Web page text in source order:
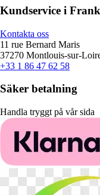
Kundservice i
Kontakta oss
11 rue Bernard Maris
37270 Montlouis-sur-
+33 1 86 47 62 58
Säker betalning
Handla tryggt på vår sida